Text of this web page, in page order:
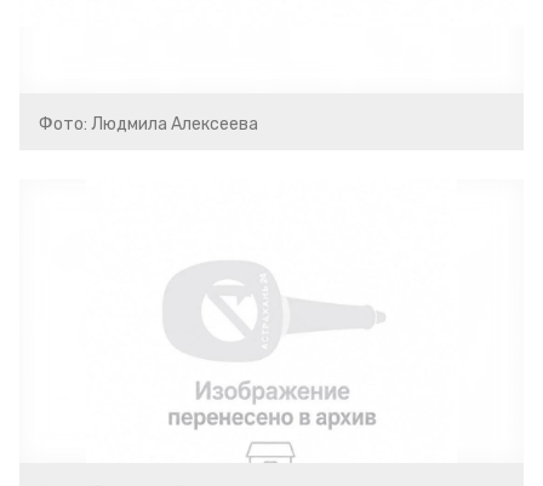
Фото: Людмила Алексеева